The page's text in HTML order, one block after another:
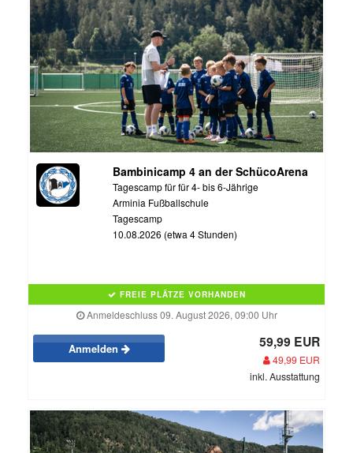
Bambinicamp 4 an der SchücoArena
Tagescamp für für 4- bis 6-Jährige
Arminia Fußballschule
Tagescamp
10.08.2026 (etwa 4 Stunden)
FREIE PLÄTZE VORHANDEN
Anmeldeschluss 09. August 2026, 09:00 Uhr
Anmelden 59,99 EUR
49,99 EUR
inkl. Ausstattung